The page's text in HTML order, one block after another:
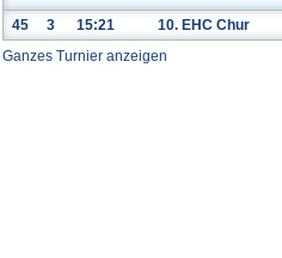
45
3 15:21 10. EHC Chur
Ganzes Turnier anzeigen